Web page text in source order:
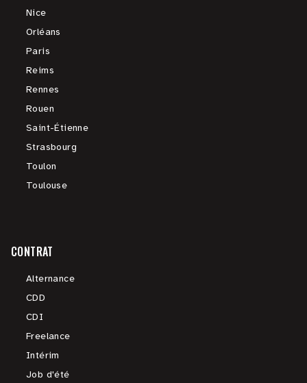
Nice
Orléans
Paris
Reims
Rennes
Rouen
Saint-Étienne
Strasbourg
Toulon
Toulouse
CONTRAT
Alternance
CDD
CDI
Freelance
Intérim
Job d'été